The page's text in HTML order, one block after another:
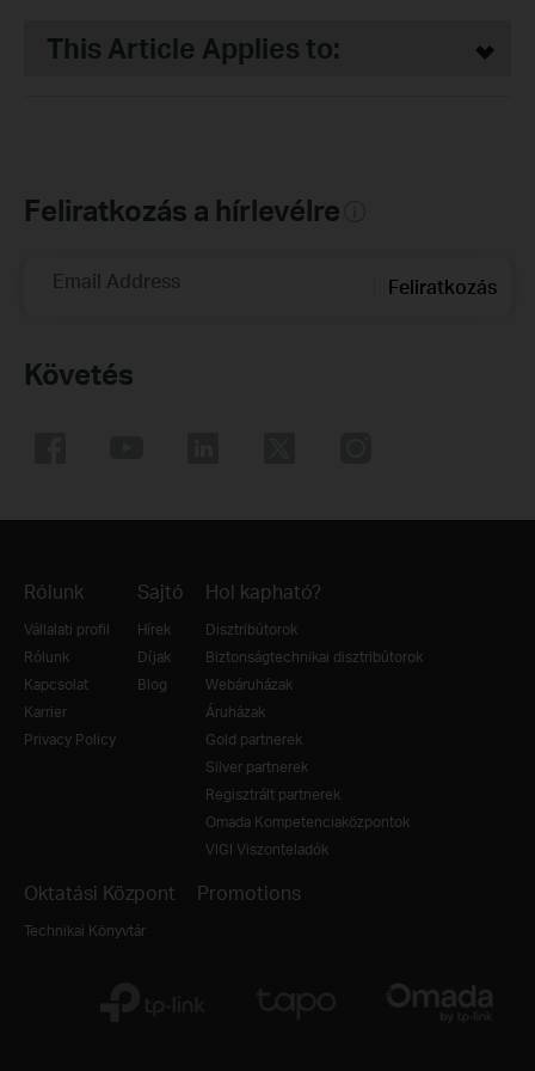
This Article Applies to:
Feliratkozás a hírlevélre
Email Address Feliratkozás
Követés
Rólunk
Vállalati profil
Rólunk
Kapcsolat
Karrier
Privacy Policy
Sajtó
Hírek
Díjak
Blog
Hol kapható?
Disztribútorok
Biztonságtechnikai disztribútorok
Webáruházak
Áruházak
Gold partnerek
Silver partnerek
Regisztrált partnerek
Omada Kompetenciaközpontok
VIGI Viszonteladók
Oktatási Központ
Technikai Könyvtár
Promotions